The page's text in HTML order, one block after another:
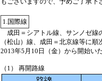
1.国際線
成田＝シアトル線、サンノゼ線
（松山）線、成田＝北京線等に
2013年5月10日（金）から開始い
（1） 再開路線